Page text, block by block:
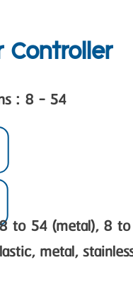
Controller
: 8 - 54
to 54 (metal), 8
metal,